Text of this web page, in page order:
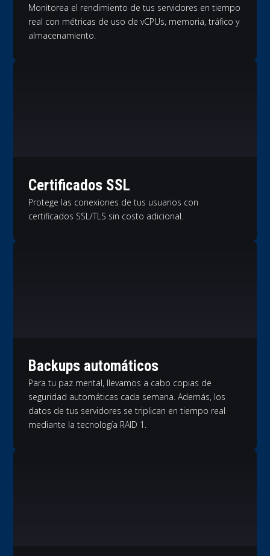
Monitorea el rendimiento de tus servidores en tiempo
real con métricas de uso de vCPUs, memoria, tráfico y
almacenamiento.
Certificados SSL
Protege las conexiones de tus usuarios con
certificados SSL/TLS sin costo adicional.
Backups automáticos
Para tu paz mental, llevamos a cabo copias de
seguridad automáticas cada semana. Además, los
datos de tus servidores se triplican en tiempo real
mediante la tecnología RAID 1.